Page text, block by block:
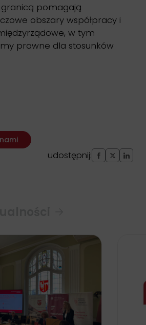
granicą pomagają
obszary współpracy i
w tym
prawne dla stosunków
udostępnij: